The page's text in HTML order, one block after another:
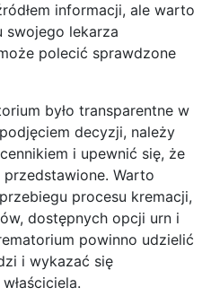
informacji, ale warto
swojego lekarza
polecić sprawdzone
było transparentne w
decyzji, należy
i upewnić się, że
Warto
procesu kremacji,
dostępnych opcji urn i
powinno udzielić
i wykazać się